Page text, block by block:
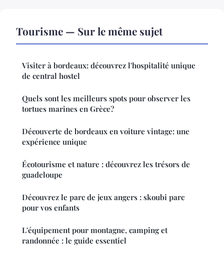
Tourisme — Sur le même sujet
Visiter à bordeaux: découvrez l'hospitalité unique
de central hostel
Quels sont les meilleurs spots pour observer les
tortues marines en Grèce?
Découverte de bordeaux en voiture vintage: une
expérience unique
Écotourisme et nature : découvrez les trésors de
guadeloupe
Découvrez le parc de jeux angers : skoubi parc
pour vos enfants
L'équipement pour montagne, camping et
randonnée : le guide essentiel